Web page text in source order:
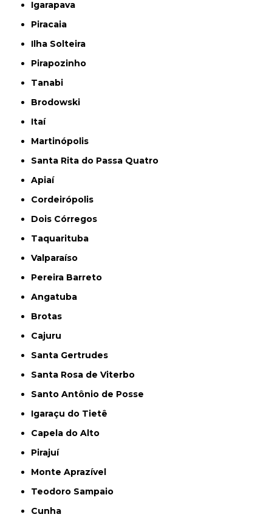
Igarapava
Piracaia
Ilha Solteira
Pirapozinho
Tanabi
Brodowski
Itaí
Martinópolis
Santa Rita do Passa Quatro
Apiaí
Cordeirópolis
Dois Córregos
Taquarituba
Valparaíso
Pereira Barreto
Angatuba
Brotas
Cajuru
Santa Gertrudes
Santa Rosa de Viterbo
Santo Antônio de Posse
Igaraçu do Tietê
Capela do Alto
Pirajuí
Monte Aprazível
Teodoro Sampaio
Cunha